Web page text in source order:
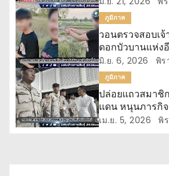
ว
เ
รื่
อ
ง
ภูมิภาค
วอนตรวจสอบเ
ดอกบัวบานแห่ง
ยิงปืน
มิ.ย. 6, 2026 พิร
ภูมิภาค
ปล่อยแถวสมาชิ
แดน หนุนภารกิจ
เม.ย. 5, 2026 พิ